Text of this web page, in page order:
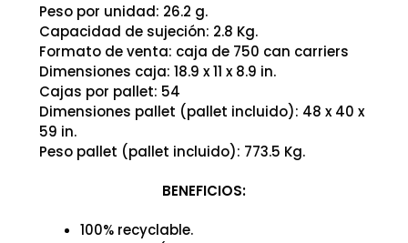
Peso por unidad: 26.2 g.
Capacidad de sujeción: 2.8 Kg.
Formato de venta: caja de 750 can carriers
Dimensiones caja: 18.9 x 11 x 8.9 in.
Cajas por pallet: 54
Dimensiones pallet (pallet incluido): 48 x 40 x
59 in.
Peso pallet (pallet incluido): 773.5 Kg.
BENEFICIOS:
100% recyclable.